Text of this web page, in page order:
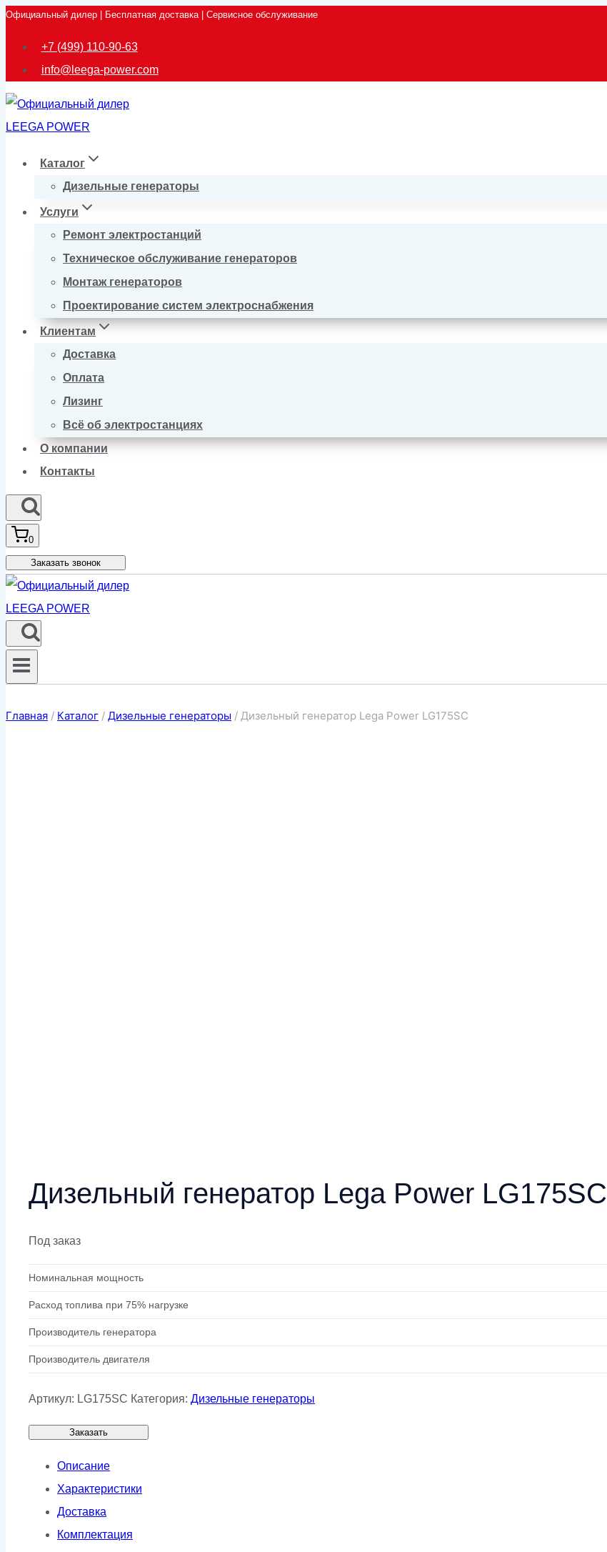
Перейти
Официальный дилер | Бесплатная доставка | Сервисное обслуживание
+7 (499) 110-90-63
info@leega-power.com
Каталог
Дизельные генераторы
Услуги
Ремонт электростанций
Техническое обслуживание генераторов
Монтаж генераторов
Проектирование систем электроснабжения
Клиентам
Доставка
Оплата
Лизинг
Всё об электростанциях
О компании
Контакты
0
Заказать звонок
Главная / Каталог / Дизельные генераторы / Дизельный генератор Lega Power LG175SC
Дизельный генератор Lega Power LG175SC
Под заказ
Номинальная мощность
Расход топлива при 75% нагрузке
Производитель генератора
Производитель двигателя
Артикул: LG175SC Категория: Дизельные генераторы
Заказать
Описание
Характеристики
Доставка
Комплектация